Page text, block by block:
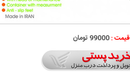
قیمت :99000 تومان